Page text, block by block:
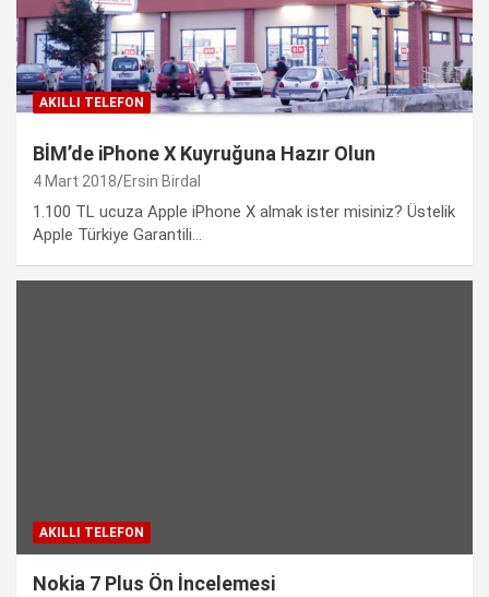
AKILLI TELEFON
BİM’de iPhone X Kuyruğuna Hazır Olun
4 Mart 2018 Ersin Birdal
1.100 TL ucuza Apple iPhone X almak ister misiniz? Üstelik
Apple Türkiye Garantili...
AKILLI TELEFON
Nokia 7 Plus Ön İncelemesi